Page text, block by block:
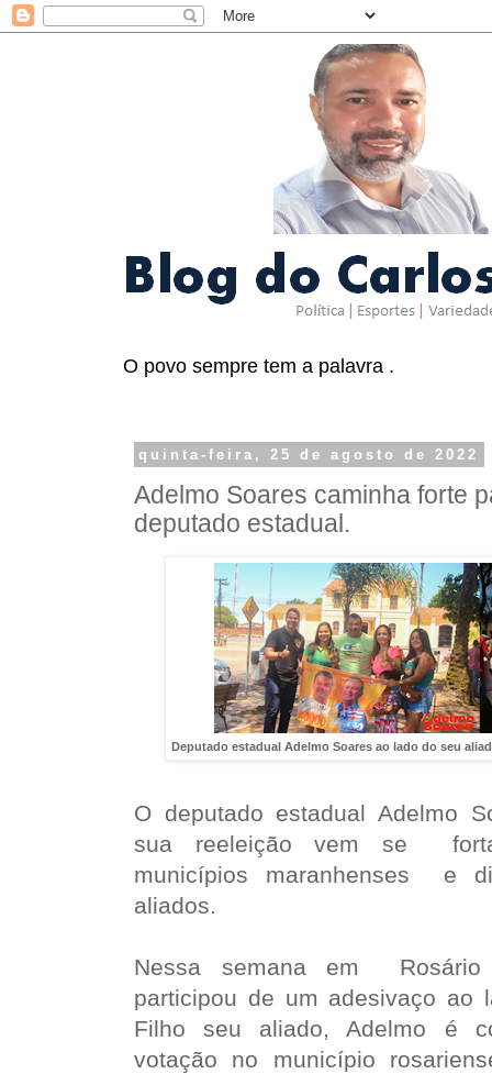
O povo sempre tem a palavra .
quinta-feira, 25 de agosto de 2022
Adelmo Soares caminha forte
deputado estadual.
Deputado estadual Adelmo Soares ao lado do seu
O deputado estadual Adelmo
sua reeleição vem se
municípios maranhenses e
aliados.
Nessa semana em Rosário
participou de um adesivaço ao
Filho seu aliado, Adelmo é
votação no município